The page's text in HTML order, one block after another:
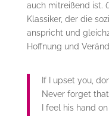
auch mitreißend ist.
Klassiker, der die
anspricht und
Hoffnung und
If I upset you,
Never forget
I feel his hand